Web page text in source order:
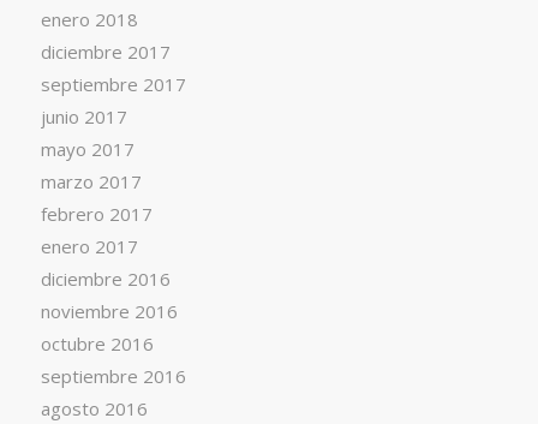
enero 2018
diciembre 2017
septiembre 2017
junio 2017
mayo 2017
marzo 2017
febrero 2017
enero 2017
diciembre 2016
noviembre 2016
octubre 2016
septiembre 2016
agosto 2016